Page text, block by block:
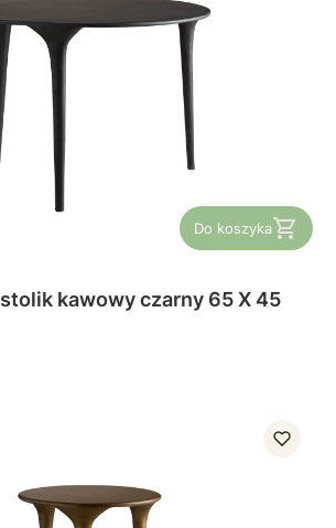
Do koszyka
TINE K HOME- stolik kawowy czarny 65 X 45